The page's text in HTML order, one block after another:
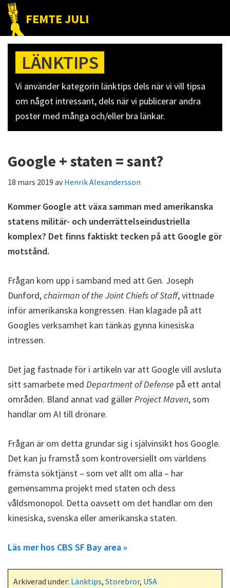
Hoppa
huvudnavigering
Hoppa
huvudinnehåll
Hoppa
det
primära
sidofältet
FEMTE JULI
Nätet
till
folket!LÄNKTIPS
Vi använder kategorin länktips dels när vi vill tipsa
om något intressant, dels när vi publicerar andra
poster med många och/eller bra länkar.
Google + staten = sant?
18 mars 2019 avHenrik Alexandersson
Kommer Google att växa samman med amerikanska
statens militär- och underrättelseindustriella
komplex? Det finns faktiskt tecken på att Google gör
motstånd.
Frågan kom upp i samband med att Gen. Joseph
Dunford,chairman of the Joint Chiefs of Staff, vittnade
inför amerikanska kongressen. Han klagade på att
Googles verksamhet kan tänkas gynna kinesiska
intressen.
Det jag fastnade för i artikeln var att Google vill avsluta
sitt samarbete med Department of Defense på ett antal
områden. Bland annat vad gällerProject Maven, som
handlar om AI till drönare.
Frågan är om detta grundar sig i självinsikt hos Google.
Det kan ju framstå som kontroversiellt om världens
främsta söktjänst – som vet allt om alla – har
gemensamma projekt med staten och dess
våldsmonopol. Detta oavsett om det handlar om den
kinesiska, svenska eller amerikanska staten.
Läs mer hos CBS SF Bay area »
Arkiverad under: Länktips, Storebror, USA